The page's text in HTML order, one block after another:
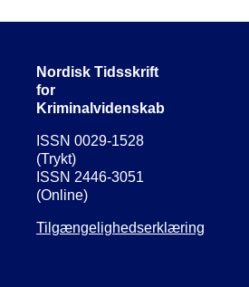
Nordisk Tidsskrift
for
Kriminalvidenskab
ISSN 0029-1528
(Trykt)
ISSN 2446-3051
(Online)
Tilgængelighedserklæring